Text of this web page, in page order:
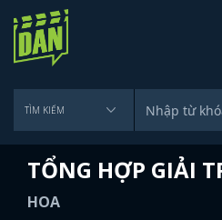
TỔNG HỢP GIẢI
HOA